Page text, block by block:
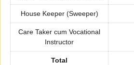
Total
House Keeper (Sweeper)
Care Taker cum Vocational
Instructor